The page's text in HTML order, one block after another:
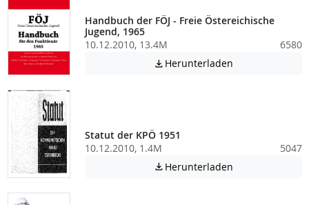
Handbuch der FÖJ - Freie Östereichische
Jugend, 1965
10.12.2010, 13.4M
6580
 Herunterladen
Statut der KPÖ 1951
10.12.2010, 1.4M
5047
 Herunterladen